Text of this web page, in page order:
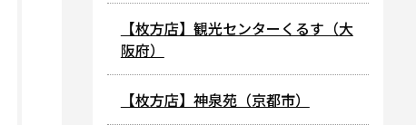
【枚方店】観光センターくるす（大
阪府）
【枚方店】神泉苑（京都市）